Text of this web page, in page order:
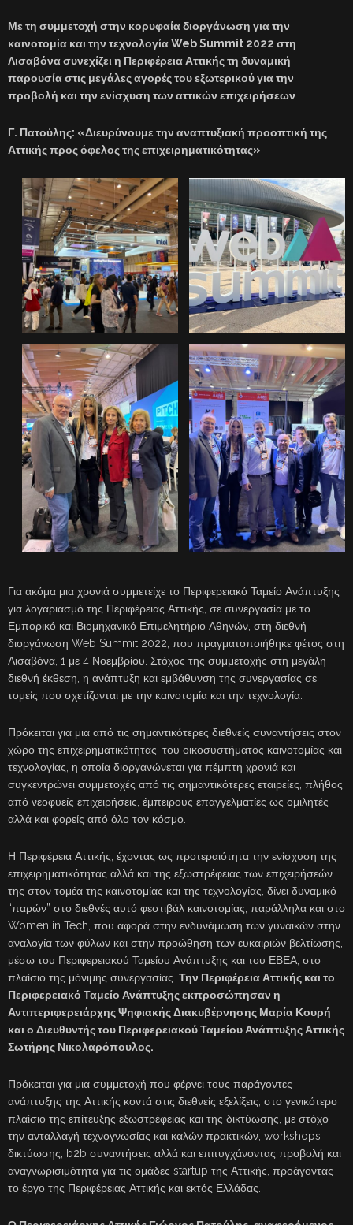
Με τη συμμετοχή στην κορυφαία διοργάνωση για την
καινοτομία και την τεχνολογίαWebSummit 2022 στη
Λισαβόνα συνεχίζει η Περιφέρεια Αττικής τη δυναμική
παρουσία στις μεγάλες αγορές του εξωτερικού για την
προβολή και την ενίσχυση των αττικών επιχειρήσεων
Γ. Πατούλης: «Διευρύνουμε την αναπτυξιακή προοπτική της
Αττικής προς όφελος της επιχειρηματικότητας»
Για ακόμα μια χρονιά συμμετείχε το Περιφερειακό Ταμείο Ανάπτυξης
για λογαριασμό της Περιφέρειας Αττικής, σε συνεργασία με το
Εμπορικό και Βιομηχανικό Επιμελητήριο Αθηνών, στη διεθνή
διοργάνωση Web Summit 2022, που πραγματοποιήθηκε φέτος στη
Λισαβόνα, 1 με 4 Νοεμβρίου. Στόχος της συμμετοχής στη μεγάλη
διεθνή έκθεση, η ανάπτυξη και εμβάθυνση της συνεργασίας σε
τομείς που σχετίζονται με την καινοτομία και την τεχνολογία.
Πρόκειται για μια από τις σημαντικότερες διεθνείς συναντήσεις στον
χώρο της επιχειρηματικότητας, του οικοσυστήματος καινοτομίας και
τεχνολογίας, η οποία διοργανώνεται για πέμπτη χρονιά και
συγκεντρώνει συμμετοχές από τις σημαντικότερες εταιρείες, πλήθος
από νεοφυείς επιχειρήσεις, έμπειρους επαγγελματίες ως ομιλητές
αλλά και φορείς από όλο τον κόσμο.
Η Περιφέρεια Αττικής, έχοντας ως προτεραιότητα την ενίσχυση της
επιχειρηματικότητας αλλά και της εξωστρέφειας των επιχειρήσεών
της στον τομέα της καινοτομίας και της τεχνολογίας, δίνει δυναμικό
“παρών” στο διεθνές αυτό φεστιβάλ καινοτομίας, παράλληλα και στο
Women in Tech, που αφορά στην ενδυνάμωση των γυναικών στην
αναλογία των φύλων και στην προώθηση των ευκαιριών βελτίωσης,
μέσω του Περιφερειακού Ταμείου Ανάπτυξης και του ΕΒΕΑ, στο
πλαίσιο της μόνιμης συνεργασίας. Την Περιφέρεια Αττικής και το
Περιφερειακό Ταμείο Ανάπτυξης εκπροσώπησαν η
Αντιπεριφερειάρχης Ψηφιακής Διακυβέρνησης Μαρία Κουρή
και ο Διευθυντής του Περιφερειακού Ταμείου Ανάπτυξης Αττικής
Σωτήρης Νικολαρόπουλος.
Πρόκειται για μια συμμετοχή που φέρνει τους παράγοντες
ανάπτυξης της Αττικής κοντά στις διεθνείς εξελίξεις, στο γενικότερο
πλαίσιο της επίτευξης εξωστρέφειας και της δικτύωσης, με στόχο
την ανταλλαγή τεχνογνωσίας και καλών πρακτικών, workshops
δικτύωσης, b2b συναντήσεις αλλά και επιτυγχάνοντας προβολή και
αναγνωρισιμότητα για τις ομάδες startup της Αττικής, προάγοντας
το έργο της Περιφέρειας Αττικής και εκτός Ελλάδας.